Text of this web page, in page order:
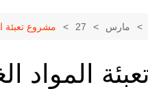
مارس 27 مشروع تعبئة
المواد